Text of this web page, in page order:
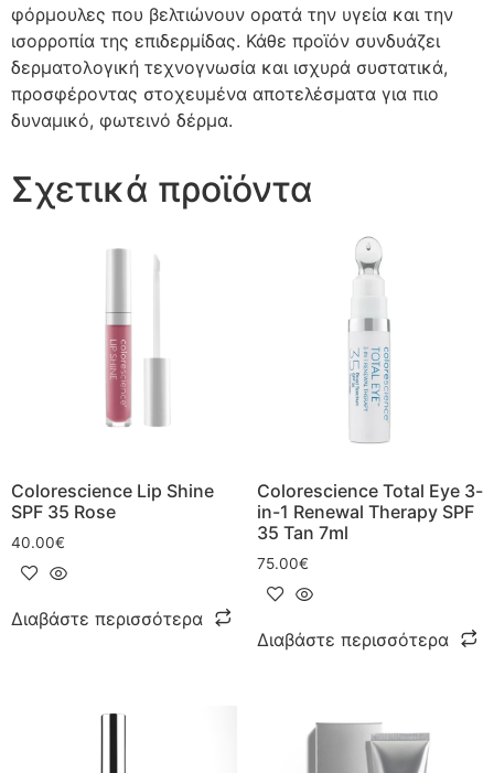
φόρμουλες που βελτιώνουν ορατά την υγεία και την
ισορροπία της επιδερμίδας. Κάθε προϊόν συνδυάζει
δερματολογική τεχνογνωσία και ισχυρά συστατικά,
προσφέροντας στοχευμένα αποτελέσματα για πιο
δυναμικό, φωτεινό δέρμα.
Σχετικά προϊόντα
Colorescience Lip Shine
SPF 35 Rose
40.00€
Διαβάστε περισσότερα
Colorescience Total Eye 3-
in-1 Renewal Therapy SPF
35 Tan 7ml
75.00€
Διαβάστε περισσότερα